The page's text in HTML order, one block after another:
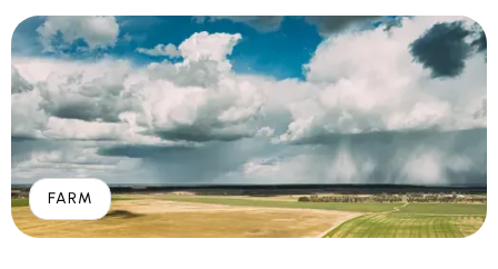
FARM